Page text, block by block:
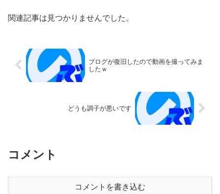
関連記事は見つかりませんでした。
ブログが復旧したので動画を撮ってみま
したｗ
どうも調子が悪いです
コメント
コメントを書き込む